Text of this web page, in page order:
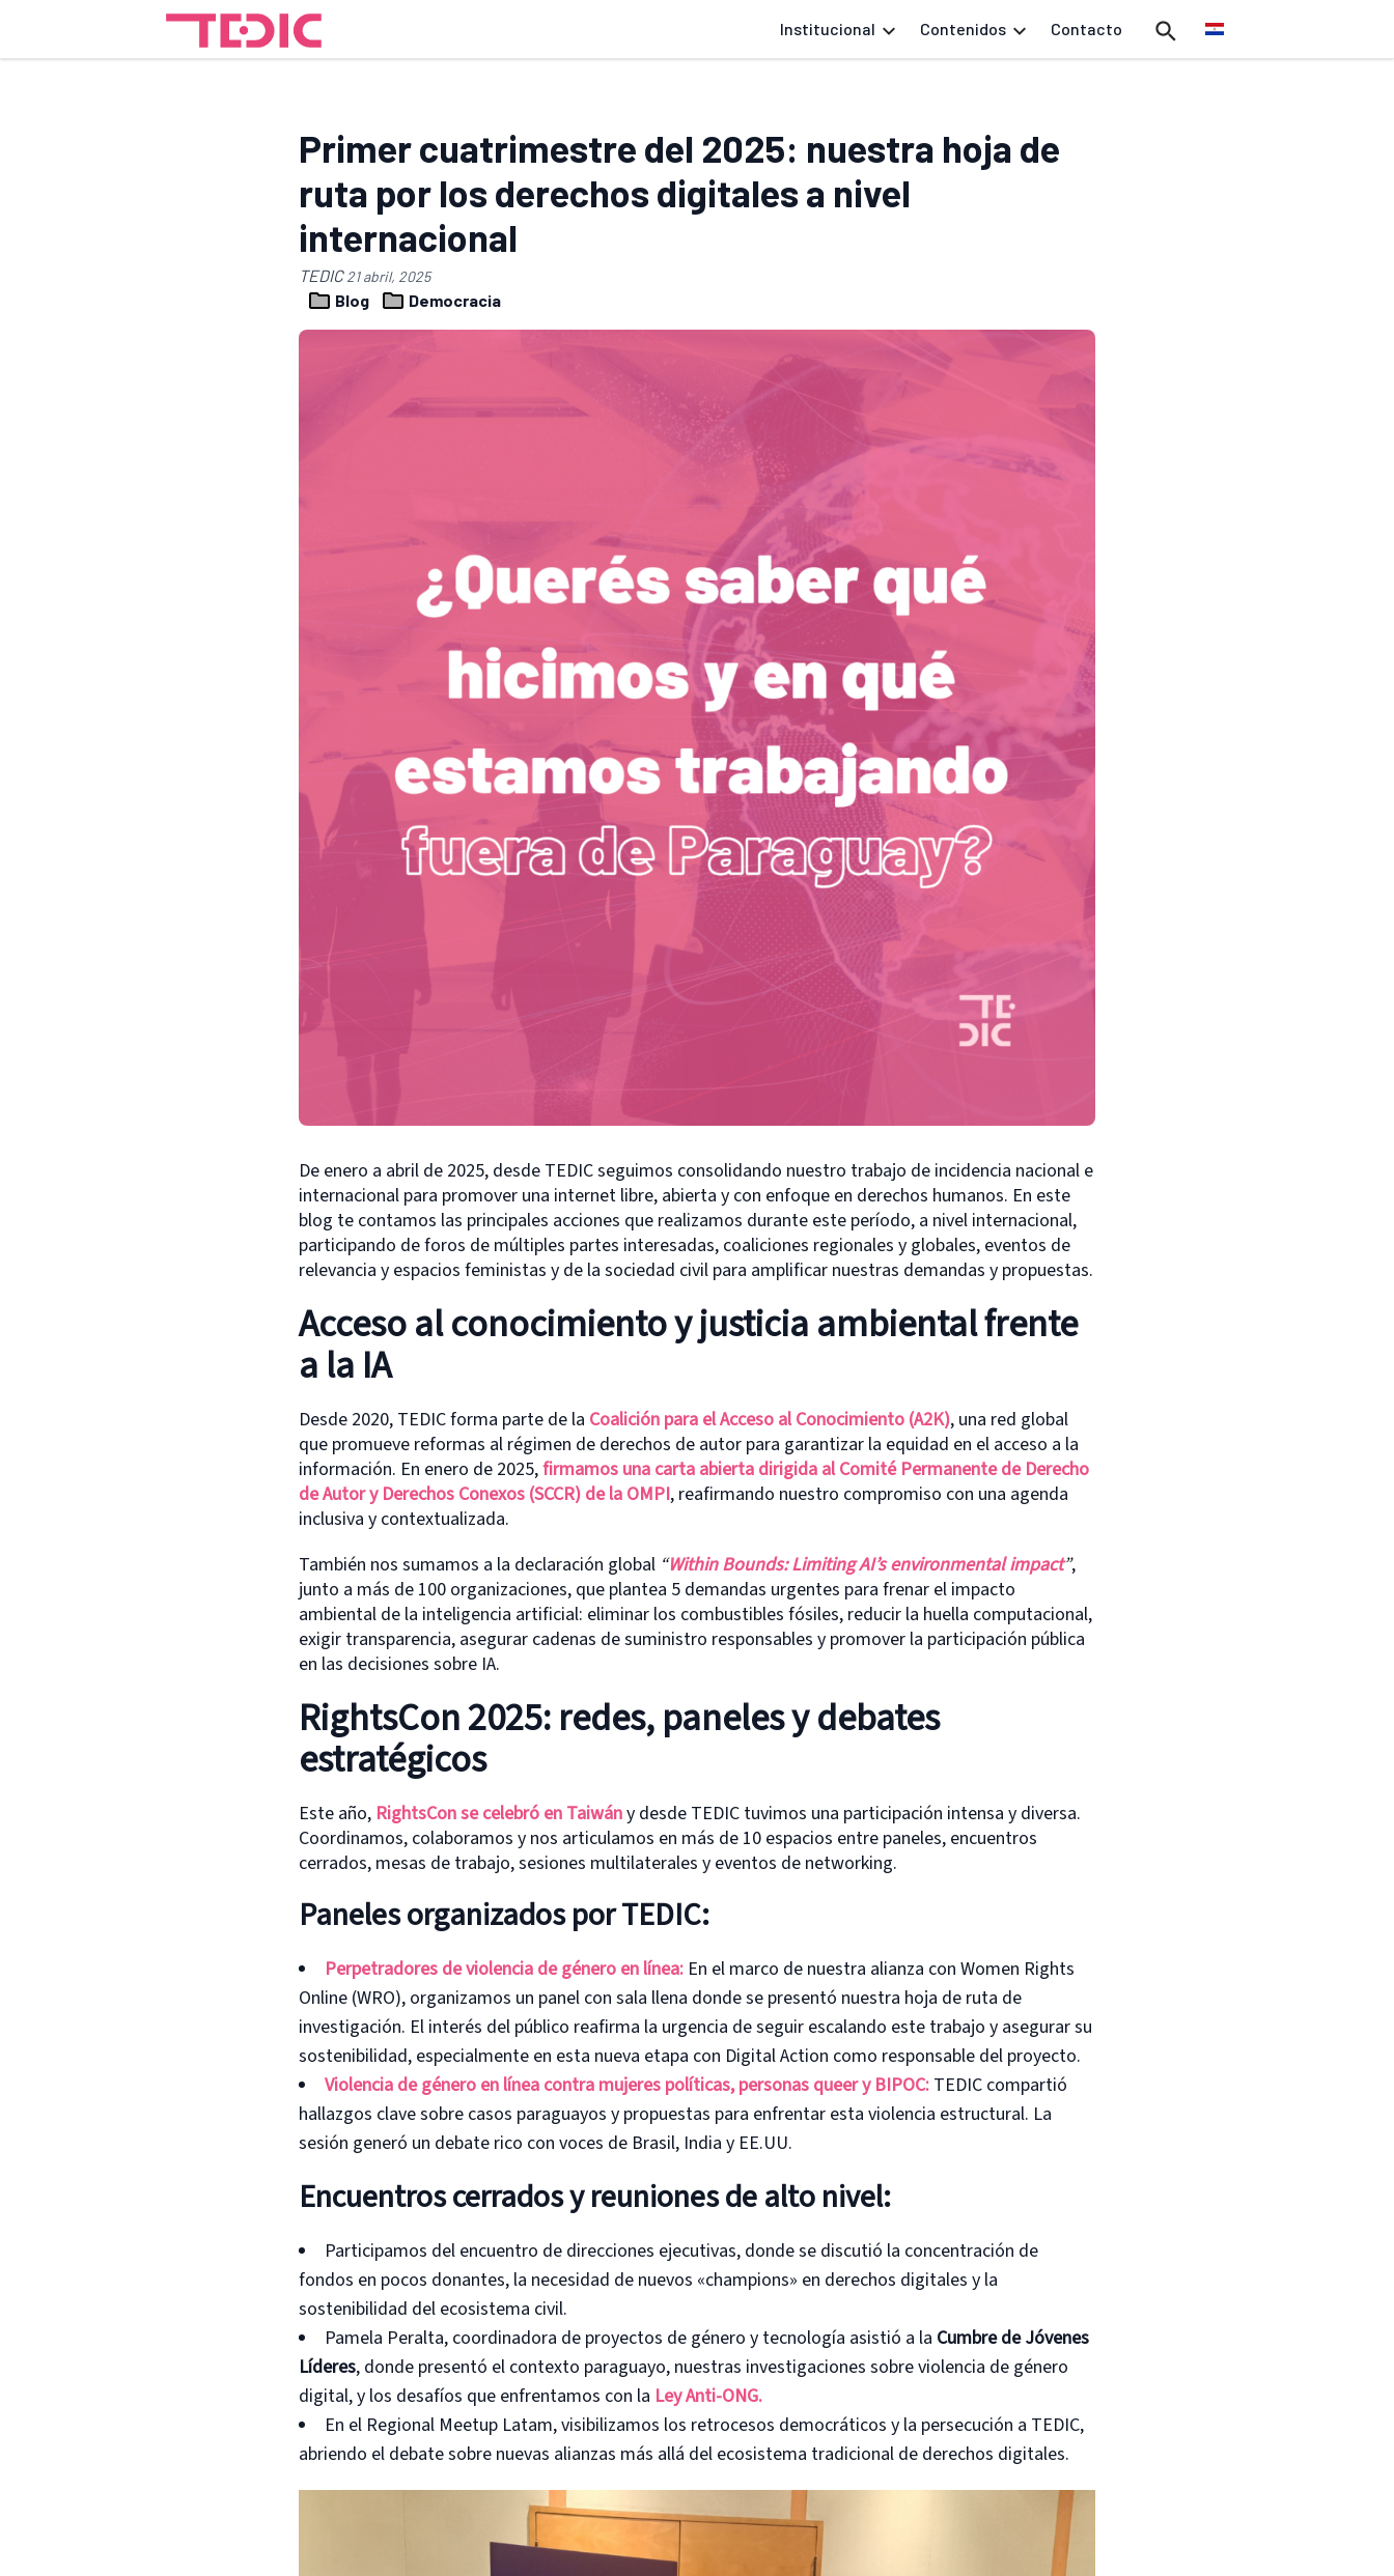
Institucional Contenidos Contacto
Primer cuatrimestre del 2025: nuestra hoja de
ruta por los derechos digitales a nivel
internacional
TEDIC21 abril, 2025
Blog Democracia
De enero a abril de 2025, desde TEDIC seguimos consolidando nuestro trabajo de incidencia nacional e
internacional para promover una internet libre, abierta y con enfoque en derechos humanos. En este
blog te contamos las principales acciones que realizamos durante este período, a nivel internacional,
participando de foros de múltiples partes interesadas, coaliciones regionales y globales, eventos de
relevancia y espacios feministas y de la sociedad civil para amplificar nuestras demandas y propuestas.
Acceso al conocimiento y justicia ambiental frente
a la IA
Desde 2020, TEDIC forma parte de la Coalición para el Acceso al Conocimiento (A2K), una red global
que promueve reformas al régimen de derechos de autor para garantizar la equidad en el acceso a la
información. En enero de 2025,firmamos una carta abierta dirigida al Comité Permanente de Derecho
de Autor y Derechos Conexos (SCCR) de la OMPI, reafirmando nuestro compromiso con una agenda
inclusiva y contextualizada.
También nos sumamos a la declaración global “Within Bounds: Limiting AI’s environmental impact”,
junto a más de 100 organizaciones, que plantea 5 demandas urgentes para frenar el impacto
ambiental de la inteligencia artificial: eliminar los combustibles fósiles, reducir la huella computacional,
exigir transparencia, asegurar cadenas de suministro responsables y promover la participación pública
en las decisiones sobre IA.
RightsCon 2025: redes, paneles y debates
estratégicos
Este año, RightsCon se celebró en Taiwány desde TEDIC tuvimos una participación intensa y diversa.
Coordinamos, colaboramos y nos articulamos en más de 10 espacios entre paneles, encuentros
cerrados, mesas de trabajo, sesiones multilaterales y eventos de networking.
Paneles organizados por TEDIC:
Perpetradores de violencia de género en línea: En el marco de nuestra alianza con Women Rights
Online (WRO), organizamos un panel con sala llena donde se presentó nuestra hoja de ruta de
investigación. El interés del público reafirma la urgencia de seguir escalando este trabajo y asegurar su
sostenibilidad, especialmente en esta nueva etapa con Digital Action como responsable del proyecto.
Violencia de género en línea contra mujeres políticas, personas queer y BIPOC: TEDIC compartió
hallazgos clave sobre casos paraguayos y propuestas para enfrentar esta violencia estructural. La
sesión generó un debate rico con voces de Brasil, India y EE.UU.
Encuentros cerrados y reuniones de alto nivel:
Participamos del encuentro de direcciones ejecutivas, donde se discutió la concentración de
fondos en pocos donantes, la necesidad de nuevos «champions» en derechos digitales y la
sostenibilidad del ecosistema civil.
Pamela Peralta, coordinadora de proyectos de género y tecnología asistió a la Cumbre de Jóvenes
Líderes, donde presentó el contexto paraguayo, nuestras investigaciones sobre violencia de género
digital, y los desafíos que enfrentamos con la Ley Anti-ONG.
En el Regional Meetup Latam, visibilizamos los retrocesos democráticos y la persecución a TEDIC,
abriendo el debate sobre nuevas alianzas más allá del ecosistema tradicional de derechos digitales.